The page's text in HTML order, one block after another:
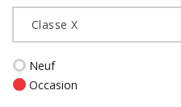
Classe X
Neuf
Occasion